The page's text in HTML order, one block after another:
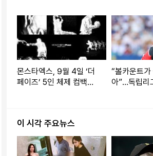
몬스타엑스, 9월 4일 ‘더
페이즈’ 5인 체제 컴백…
“볼카운트
아”…독립리
이 시각 주요뉴스